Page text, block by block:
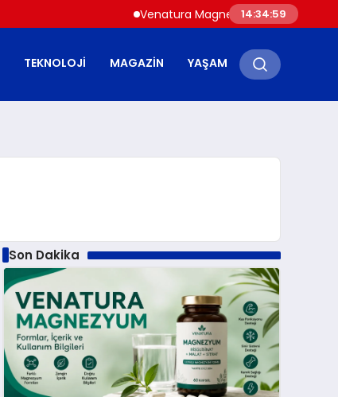
Venatura Magnezyum: Formlar, İçerik ve
14:35:01
TEKNOLOJI MAGAZIN YAŞAM
Son Dakika